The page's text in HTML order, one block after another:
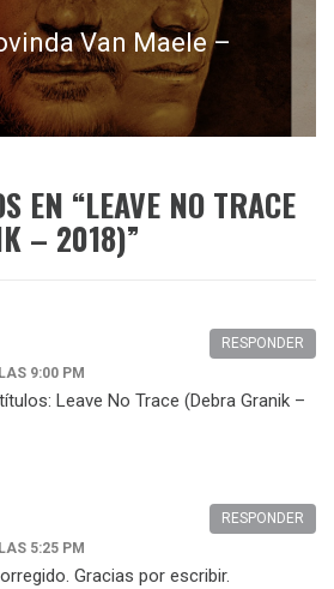
Van Maele –
EN “LEAVE NO TRACE
– 2018)”
9:00 PM
Leave No Trace (Debra Granik –
RESPONDER
5:25 PM
Gracias por escribir.
RESPONDER